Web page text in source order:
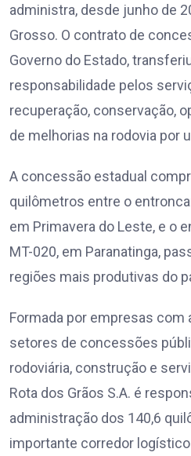
administra, desde junho de
Grosso. O contrato de
Governo do Estado,
responsabilidade pelos
recuperação, conservação,
de melhorias na rodovia por
A concessão estadual
quilômetros entre o
em Primavera do Leste, e o
MT-020, em Paranatinga,
regiões mais produtivas do
Formada por empresas com
setores de concessões
rodoviária, construção e
Rota dos Grãos S.A. é
administração dos 140,6
importante corredor